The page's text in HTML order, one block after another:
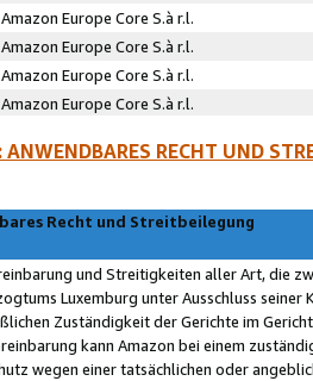
Amazon Europe Core S.à r.l.
Amazon Europe Core S.à r.l.
Amazon Europe Core S.à r.l.
Amazon Europe Core S.à r.l.
RECHT UND
Recht und Streitbeilegung
und Streitigkeiten aller Art, die
Luxemburg unter Ausschluss
Zuständigkeit der Gerichte im
kann Amazon bei einem
wegen einer tatsächlichen oder